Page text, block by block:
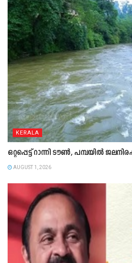
KERALA
ഒറ്റപ്പെട്ട് റാന്നി ടൗൺ, പമ്പയിൽ
AUGUST 1, 2026